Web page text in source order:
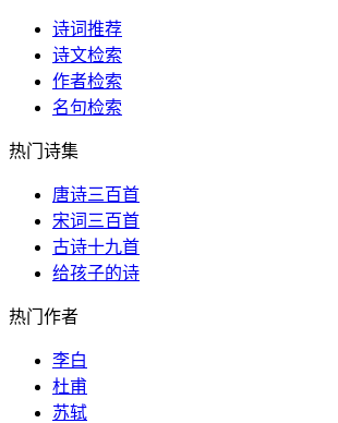
诗词推荐
诗文检索
作者检索
名句检索
热门诗集
唐诗三百首
宋词三百首
古诗十九首
给孩子的诗
热门作者
李白
杜甫
苏轼